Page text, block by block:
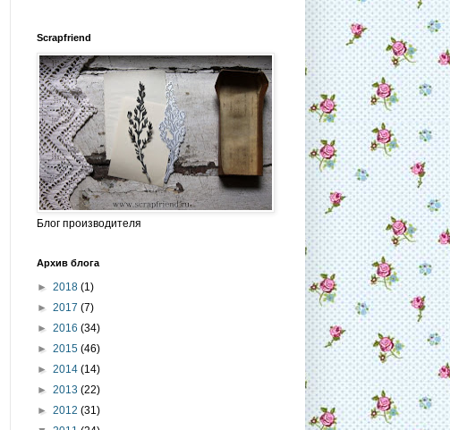
Scrapfriend
Блог производителя
Архив блога
► 2018 (1)
► 2017 (7)
► 2016 (34)
► 2015 (46)
► 2014 (14)
► 2013 (22)
► 2012 (31)